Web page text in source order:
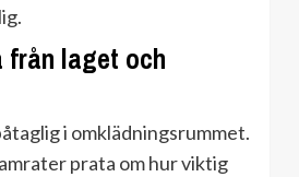
från laget och
i omklädningsrummet.
prata om hur viktig